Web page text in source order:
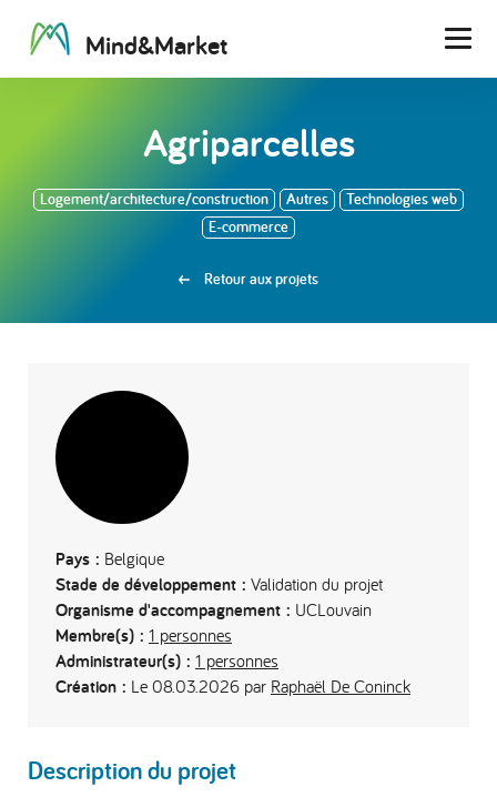
Mind&Market
Agriparcelles
Logement/architecture/construction Autres
Technologies web
E-commerce
Retour aux projets
Pays : Belgique
Stade de développement : Validation du projet
Organisme d'accompagnement : UCLouvain
Membre(s) : 1 personnes
Administrateur(s) : 1 personnes
Création : Le 08.03.2026 par Raphaël De Coninck
Description du projet